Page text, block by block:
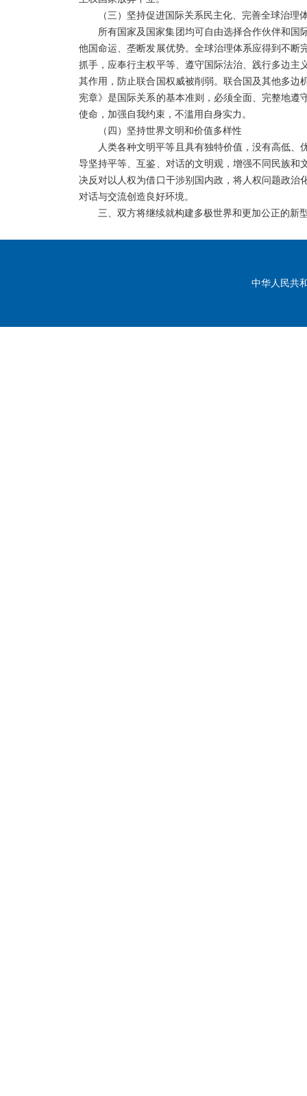
（三）坚持促进国际关系民主化、完善全球治理
所有国家及国家集团均可自由选择合作伙伴和
他国命运、垄断发展优势。全球治理体系应得到不
抓手，应奉行主权平等、遵守国际法治、践行多边
其作用，防止联合国权威被削弱。联合国及其他多
宪章》是国际关系的基本准则，必须全面、完整地
使命，加强自我约束，不滥用自身实力。
（四）坚持世界文明和价值多样性
人类各种文明平等且具有独特价值，没有高低
导坚持平等、互鉴、对话的文明观，增强不同民族
决反对以人权为借口干涉别国内政，将人权问题政
对话与交流创造良好环境。
三、双方将继续就构建多极世界和更加公正的新
中华人民共